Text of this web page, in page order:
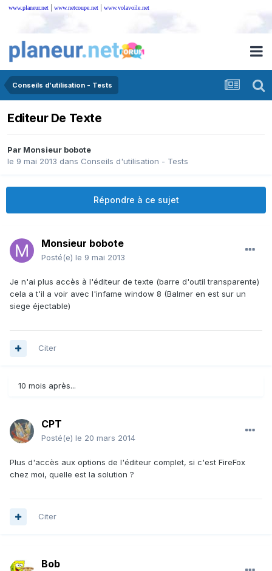
www.planeur.net | www.netcoupe.net | www.volavoile.net
Conseils d'utilisation - Tests
Editeur De Texte
Par Monsieur bobote
le 9 mai 2013 dans Conseils d'utilisation - Tests
Répondre à ce sujet
Monsieur bobote
Posté(e) le 9 mai 2013
Je n'ai plus accès à l'éditeur de texte (barre d'outil transparente)
cela a t'il a voir avec l'infame window 8 (Balmer en est sur un
siege éjectable)
Citer
10 mois après...
CPT
Posté(e) le 20 mars 2014
Plus d'accès aux options de l'éditeur complet, si c'est FireFox
chez moi, quelle est la solution ?
Citer
Bob